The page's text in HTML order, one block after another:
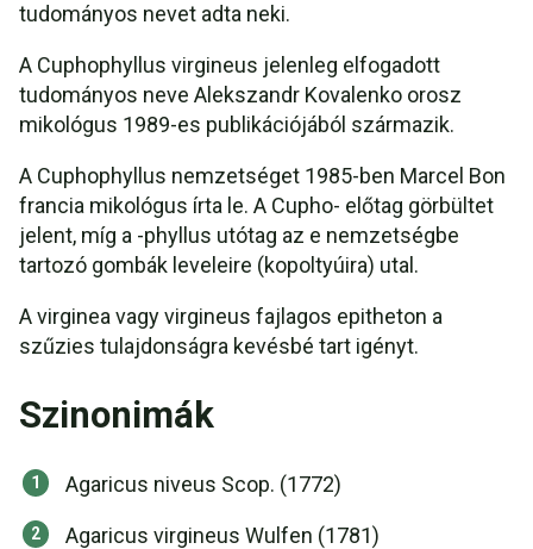
tudományos nevet adta neki.
A Cuphophyllus virgineus jelenleg elfogadott
tudományos neve Alekszandr Kovalenko orosz
mikológus 1989-es publikációjából származik.
A Cuphophyllus nemzetséget 1985-ben Marcel Bon
francia mikológus írta le. A Cupho- előtag görbültet
jelent, míg a -phyllus utótag az e nemzetségbe
tartozó gombák leveleire (kopoltyúira) utal.
A virginea vagy virgineus fajlagos epitheton a
szűzies tulajdonságra kevésbé tart igényt.
Szinonimák
Agaricus niveus Scop. (1772)
Agaricus virgineus Wulfen (1781)